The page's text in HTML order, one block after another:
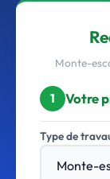
Monte-
1 Votre
Type de